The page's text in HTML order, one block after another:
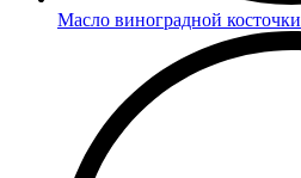
Масло виноградной косточки